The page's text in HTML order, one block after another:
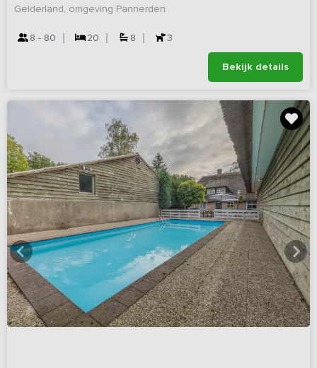
Gelderland, omgeving Pannerden
8 - 80 20 8 3
Bekijk details